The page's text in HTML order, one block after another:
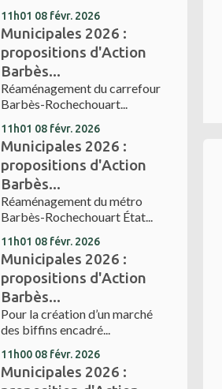
11h01 08 févr. 2026
Municipales 2026 :
propositions d'Action
Barbès...
Réaménagement du carrefour
Barbès-Rochechouart...
11h01 08 févr. 2026
Municipales 2026 :
propositions d'Action
Barbès...
Réaménagement du métro
Barbès-Rochechouart État...
11h01 08 févr. 2026
Municipales 2026 :
propositions d'Action
Barbès...
Pour la création d’un marché
des biffins encadré...
11h00 08 févr. 2026
Municipales 2026 :